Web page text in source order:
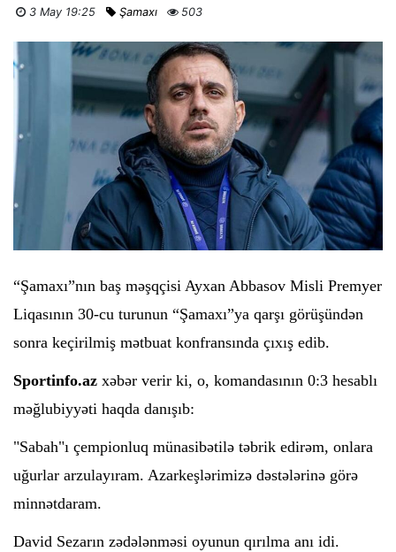
3 May 19:25 Şamaxı 503
“Şamaxı”nın baş məşqçisi Ayxan Abbasov Misli Premyer
Liqasının 30-cu turunun “Şamaxı”ya qarşı görüşündən
sonra keçirilmiş mətbuat konfransında çıxış edib.
Sportinfo.az xəbər verir ki, o, komandasının 0:3 hesablı
məğlubiyyəti haqda danışıb:
"Sabah"ı çempionluq münasibətilə təbrik edirəm, onlara
uğurlar arzulayıram. Azarkeşlərimizə dəstələrinə görə
minnətdaram.
David Sezarın zədələnməsi oyunun qırılma anı idi.